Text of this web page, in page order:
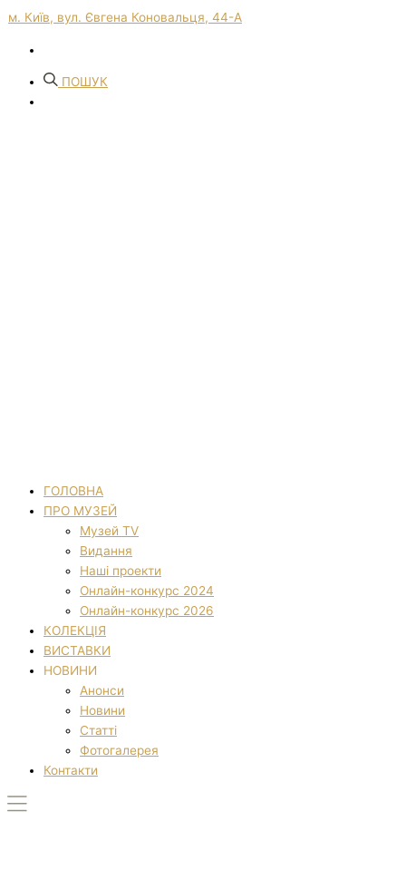
м. Київ, вул. Євгена Коновальця, 44-А
ПОШУК
ГОЛОВНА
ПРО МУЗЕЙ
Музей TV
Видання
Наші проекти
Онлайн-конкурс 2024
Онлайн-конкурс 2026
КОЛЕКЦІЯ
ВИСТАВКИ
НОВИНИ
Анонси
Новини
Статті
Фотогалерея
Контакти